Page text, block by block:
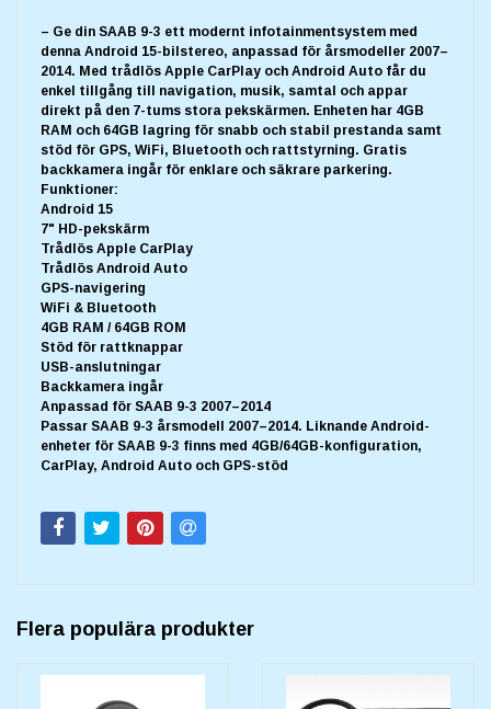
– Ge din SAAB 9-3 ett modernt infotainmentsystem med
denna Android 15-bilstereo, anpassad för årsmodeller 2007–
2014. Med trådlös Apple CarPlay och Android Auto får du
enkel tillgång till navigation, musik, samtal och appar
direkt på den 7-tums stora pekskärmen. Enheten har 4GB
RAM och 64GB lagring för snabb och stabil prestanda samt
stöd för GPS, WiFi, Bluetooth och rattstyrning. Gratis
backkamera ingår för enklare och säkrare parkering.
Funktioner:
Android 15
7" HD-pekskärm
Trådlös Apple CarPlay
Trådlös Android Auto
GPS-navigering
WiFi & Bluetooth
4GB RAM / 64GB ROM
Stöd för rattknappar
USB-anslutningar
Backkamera ingår
Anpassad för SAAB 9-3 2007–2014
Passar SAAB 9-3 årsmodell 2007–2014. Liknande Android-
enheter för SAAB 9-3 finns med 4GB/64GB-konfiguration,
CarPlay, Android Auto och GPS-stöd
Flera populära produkter